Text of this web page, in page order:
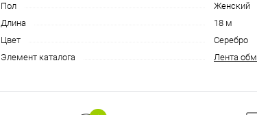
Пол
Женский
Длина
18 м
Цвет
Серебро
Элемент каталога
Лента